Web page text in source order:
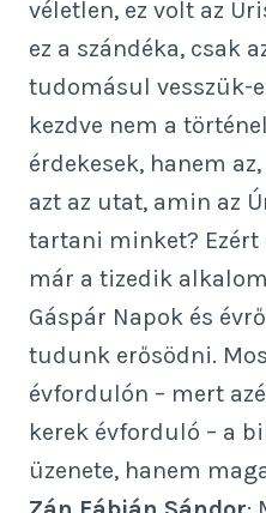
véletlen, ez volt az
ez a szándéka, csak
tudomásul vesszük-
kezdve nem a
érdekesek, hanem
azt az utat, amin az
tartani minket? Ezért
már a tizedik
Gáspár Napok és
tudunk erősödni.
évfordulón – mert
kerek évforduló – a
üzenete, hanem